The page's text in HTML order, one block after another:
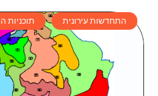
התחדשות עירונית תוכניות